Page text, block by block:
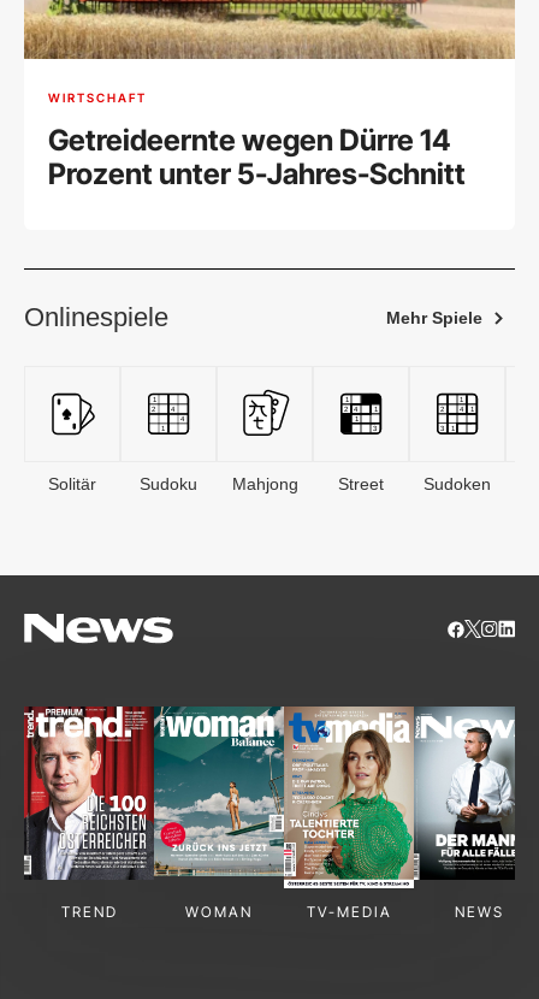
WIRTSCHAFT
Getreideernte wegen Dürre 14
Prozent unter 5-Jahres-Schnitt
Onlinespiele Mehr Spiele
Solitär Sudoku Mahjong Street Sudoken
TREND WOMAN TV-MEDIA NEWS